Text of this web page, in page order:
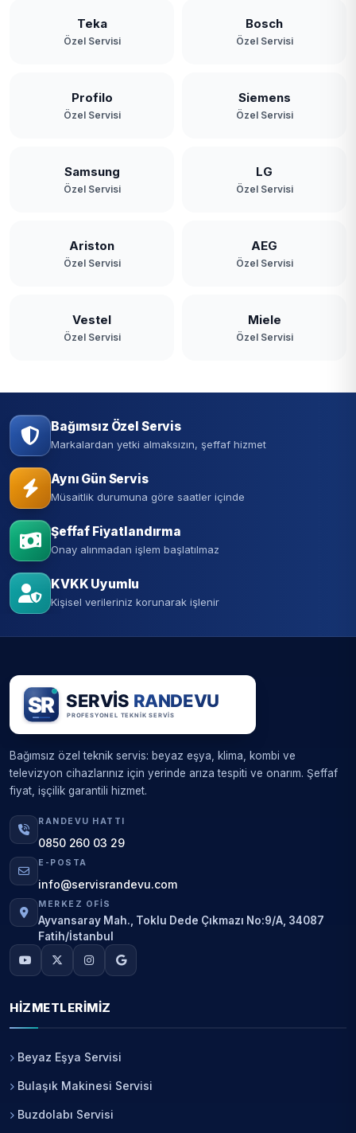
Teka
Özel Servisi
Bosch
Özel Servisi
Profilo
Özel Servisi
Siemens
Özel Servisi
Samsung
Özel Servisi
LG
Özel Servisi
Ariston
Özel Servisi
AEG
Özel Servisi
Vestel
Özel Servisi
Miele
Özel Servisi
Bağımsız Özel Servis
Markalardan yetki almaksızın, şeffaf hizmet
Aynı Gün Servis
Müsaitlik durumuna göre saatler içinde
Şeffaf Fiyatlandırma
Onay alınmadan işlem başlatılmaz
KVKK Uyumlu
Kişisel verileriniz korunarak işlenir
Bağımsız özel teknik servis: beyaz eşya, klima, kombi ve
televizyon cihazlarınız için yerinde arıza tespiti ve onarım. Şeffaf
fiyat, işçilik garantili hizmet.
RANDEVU HATTI
0850 260 03 29
E-POSTA
info@servisrandevu.com
MERKEZ OFIS
Ayvansaray Mah., Toklu Dede Çıkmazı No:9/A, 34087
Fatih/İstanbul
HIZMETLERIMIZ
Beyaz Eşya Servisi
Bulaşık Makinesi Servisi
Buzdolabı Servisi